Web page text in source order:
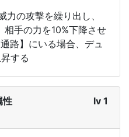
の攻撃を繰り出し、
相手の力を10%下降させ
路】にいる場合、デュ
する
性 lv 1